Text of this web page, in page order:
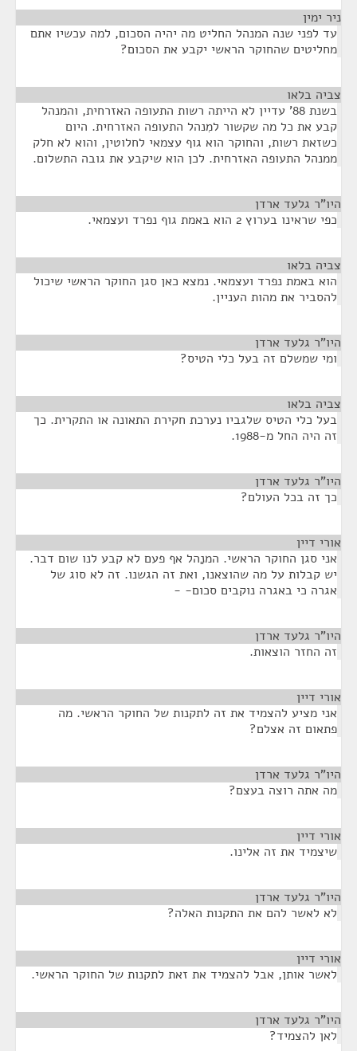
ניר ימין
עד לפני שנה המנהל החליט מה יהיה הסכום, למה עכשיו אתם
מחליטים שהחוקר הראשי יקבע את הסכום?
צביה בלאו
בשנת 88' עדיין לא הייתה רשות התעופה האזרחית, והמנהל
קבע את כל מה שקשור למִנהל התעופה האזרחית. היום
כשזאת רשות, והחוקר הוא גוף עצמאי לחלוטין, והוא לא חלק
ממנהל התעופה האזרחית. לכן הוא שיקבע את גובה התשלום.
היו"ר גלעד ארדן
כפי שראינו בערוץ 2 הוא באמת גוף נפרד ועצמאי.
צביה בלאו
הוא באמת נפרד ועצמאי. נמצא כאן סגן החוקר הראשי שיכול
להסביר את מהות העניין.
היו"ר גלעד ארדן
ומי שמשלם זה בעל כלי הטיס?
צביה בלאו
בעל כלי הטיס שלגביו נערכת חקירת התאונה או התקרית. כך
זה היה החל מ-1988.
היו"ר גלעד ארדן
כך זה בכל העולם?
אורי דיין
אני סגן החוקר הראשי. המנַהל אף פעם לא קבע לנו שום דבר.
יש קבלות על מה שהוצאנו, ואת זה הגשנו. זה לא סוג של
אגרה כי באגרה נוקבים סכום- -
היו"ר גלעד ארדן
זה החזר הוצאות.
אורי דיין
אני מציע להצמיד את זה לתקנות של החוקר הראשי. מה
פתאום זה אצלם?
היו"ר גלעד ארדן
מה אתה רוצה בעצם?
אורי דיין
שיצמיד את זה אלינו.
היו"ר גלעד ארדן
לא לאשר להם את התקנות האלה?
אורי דיין
לאשר אותן, אבל להצמיד את זאת לתקנות של החוקר הראשי.
היו"ר גלעד ארדן
לאן להצמיד?